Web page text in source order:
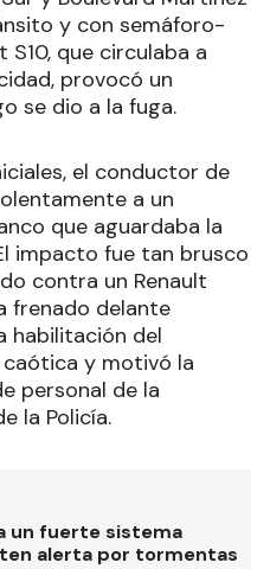
y con semáforo-
que circulaba a
provocó un
se dio a la fuga.
el conductor de
a un
que aguardaba la
impacto fue tan brusco
contra un Renault
frenado delante
habilitación del
caótica y motivó la
personal de la
la Policía.
un fuerte sistema
alerta por tormentas